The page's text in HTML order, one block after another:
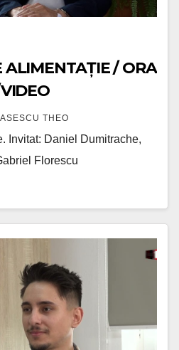
ALIMENTAȚIE / ORA
THEO
Invitat: Daniel Dumitrache,
Florescu